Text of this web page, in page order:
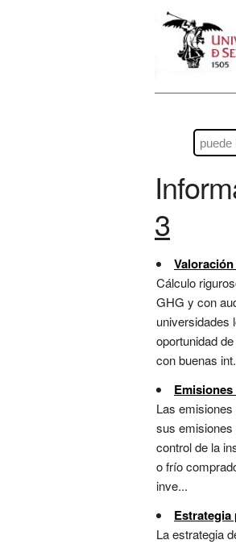
3
Cálculo
GHG y con
universidades
oportunidad
con buenas
Las
sus emisiones
control de la
o frío
inve...
Estrategia
La estrategia